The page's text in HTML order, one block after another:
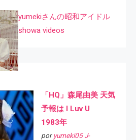
yumekiさんの昭和アイドル
showa videos
「HQ」森尾由美 天気
予報は I Luv U
1983年
por yumeki05 J-